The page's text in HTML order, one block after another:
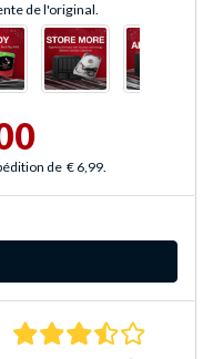
de l'original.
de € 6,99.